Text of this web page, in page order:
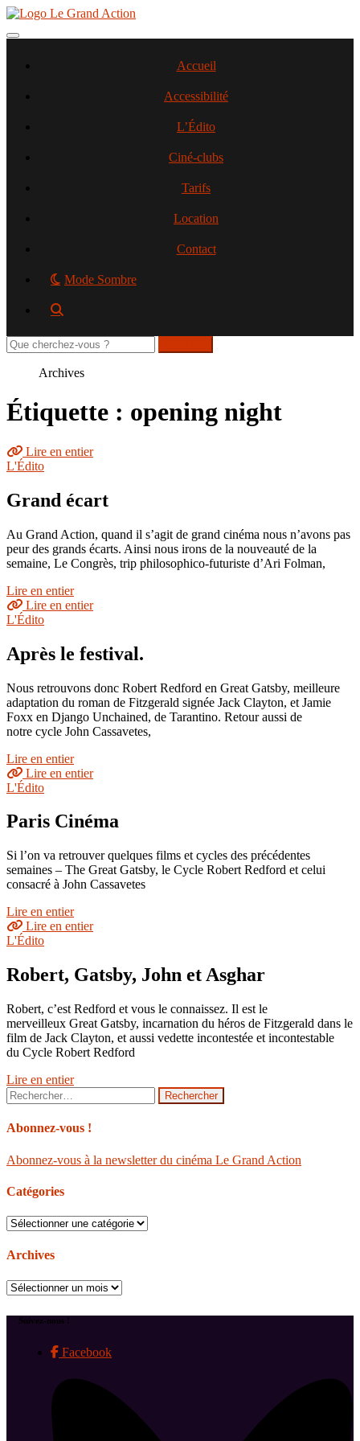
Aller
contenu
Toggle navigation
Accueil
Accessibilité
L’Édito
Ciné-clubs
Tarifs
Location
Contact
Mode Sombre
Rechercher
sur
Archives
Étiquette : opening night
Lire en entier
L'Édito
Grand écart
Au Grand Action, quand il s’agit de grand cinéma nous n’avons pas
peur des grands écarts. Ainsi nous irons de la nouveauté de la
semaine, Le Congrès, trip philosophico-futuriste d’Ari Folman,
Lire en entier
Lire en entier
L'Édito
Après le festival.
Nous retrouvons donc Robert Redford en Great Gatsby, meilleure
adaptation du roman de Fitzgerald signée Jack Clayton, et Jamie
Foxx en Django Unchained, de Tarantino. Retour aussi de
notre cycle John Cassavetes,
Lire en entier
Lire en entier
L'Édito
Paris Cinéma
Si l’on va retrouver quelques films et cycles des précédentes
semaines – The Great Gatsby, le Cycle Robert Redford et celui
consacré à John Cassavetes
Lire en entier
Lire en entier
L'Édito
Robert, Gatsby, John et Asghar
Robert, c’est Redford et vous le connaissez. Il est le
merveilleux Great Gatsby, incarnation du héros de Fitzgerald dans le
film de Jack Clayton, et aussi vedette incontestée et incontestable
du Cycle Robert Redford
Lire en entier
Rechercher :
Abonnez-vous !
Abonnez-vous à la newsletter du cinéma Le Grand Action
Catégories
Catégories
Archives
Archives
Suivez-nous !
Facebook